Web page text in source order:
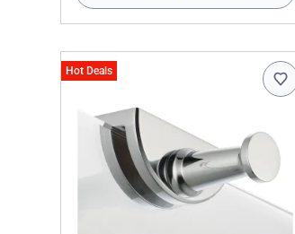
Hot Deals